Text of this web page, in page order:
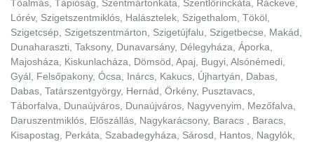
Tóalmás, Tápióság, Szentmártonkáta, Szentlőrinckáta, Ráckeve,
Lórév, Szigetszentmiklós, Halásztelek, Szigethalom, Tököl,
Szigetcsép, Szigetszentmárton, Szigetújfalu, Szigetbecse, Makád,
Dunaharaszti, Taksony, Dunavarsány, Délegyháza, Áporka,
Majosháza, Kiskunlacháza, Dömsöd, Apaj, Bugyi, Alsónémedi,
Gyál, Felsőpakony, Ócsa, Inárcs, Kakucs, Újhartyán, Dabas,
Dabas, Tatárszentgyörgy, Hernád, Örkény, Pusztavacs,
Táborfalva, Dunaújváros, Dunaújváros, Nagyvenyim, Mezőfalva,
Daruszentmiklós, Előszállás, Nagykarácsony, Baracs , Baracs,
Kisapostag, Perkáta, Szabadegyháza, Sárosd, Hantos, Nagylók,